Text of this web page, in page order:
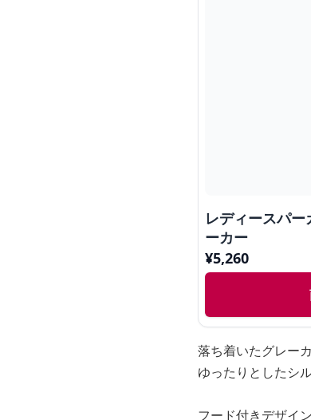
レディースパ
ーカー
¥5,260
落ち着いたグレー
ゆったりとしたシ
フード付きデザイ